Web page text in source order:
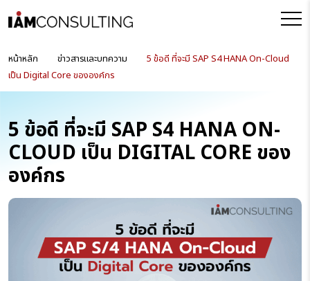
หน้าหลัก ข่าวสารและบทความ
5 ข้อดี ที่จะมี SAP S4 HANA On-Cloud
เป็น Digital Core ขององค์กร
5 ข้อดี ที่จะมี SAP S4 HANA ON-
CLOUD เป็น DIGITAL CORE ของ
องค์กร